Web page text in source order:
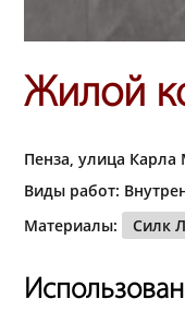
Жилой
Пенза, улица Карла
Виды работ:
Материалы:
Силк